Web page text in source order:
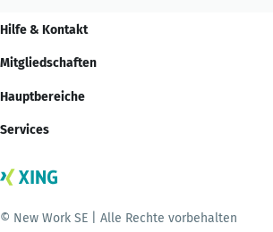
Hilfe & Kontakt
Mitgliedschaften
Hauptbereiche
Services
© New Work SE | Alle Rechte vorbehalten